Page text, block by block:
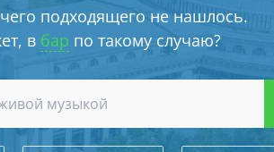
подходящего не нашлось.
в бар по такому случаю?